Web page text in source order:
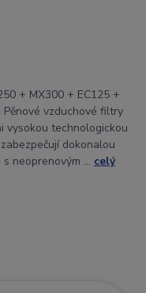
+ MX300 + EC125 +
Pěnové vzduchové filtry
vysokou technologickou
dokonalou
neoprenovým ... celý